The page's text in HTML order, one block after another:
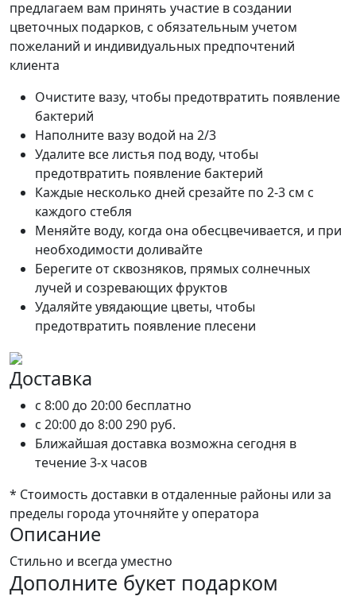
предлагаем вам принять участие в создании
цветочных подарков, с обязательным учетом
пожеланий и индивидуальных предпочтений
клиента
Очистите вазу, чтобы предотвратить появление
бактерий
Наполните вазу водой на 2/3
Удалите все листья под воду, чтобы
предотвратить появление бактерий
Каждые несколько дней срезайте по 2-3 см с
каждого стебля
Меняйте воду, когда она обесцвечивается, и при
необходимости доливайте
Берегите от сквозняков, прямых солнечных
лучей и созревающих фруктов
Удаляйте увядающие цветы, чтобы
предотвратить появление плесени
Доставка
c 8:00 до 20:00 бесплатно
c 20:00 до 8:00290 руб.
Ближайшая доставка возможна сегодня в
течение 3-х часов
* Стоимость доставки в отдаленные районы или за
пределы города уточняйте у оператора
Описание
Стильно и всегда уместно
Дополните букет подарком